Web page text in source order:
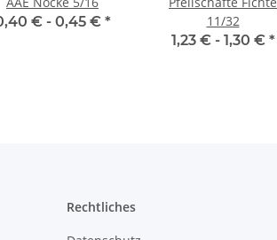
€ - 0,45 € *
11/32
1,23 € - 1,30 € *
Rechtliches